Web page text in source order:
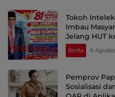
Tokoh
Imbau
Jelang HUT
Berita 6
Pemprov
Sosialisasi